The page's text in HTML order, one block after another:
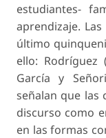
estudiantes-
aprendizaje.
último
ello: Rodríguez
García y
señalan que las
discurso como
en las formas